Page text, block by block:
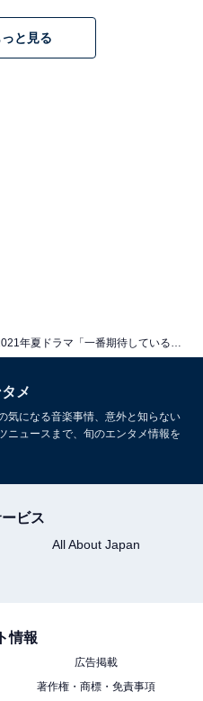
2021年夏ドラマ「一番期待している作品」ランキング！ 2位『彼女はキレイだった』、1位は？
と見る
メ
気になる音楽事情、意外と知らない
ニュースまで、旬のエンタメ情報を
ビス
All About Japan
情報
広告掲載
著作権・商標・免責事項